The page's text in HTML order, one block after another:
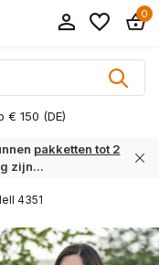
0
€ 150 (DE)
pakketten tot 2
zijn...
4351